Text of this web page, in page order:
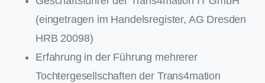
(eingetragen im Handelsregister, AG Dresden
HRB 20098)
Erfahrung in der Führung mehrerer
Tochtergesellschaften der Trans4mation